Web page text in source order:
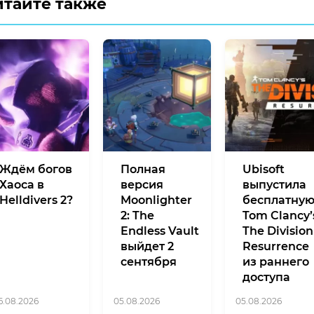
также
Ждём богов
Хаоса в
Helldivers 2?
Полная
версия
Moonlighter
2: The
Endless Vault
выйдет 2
сентября
05.08.2026
Ubisoft
выпустила
бесплатную
Tom
The Division
Resurrence
из раннего
доступа
05.08.2026